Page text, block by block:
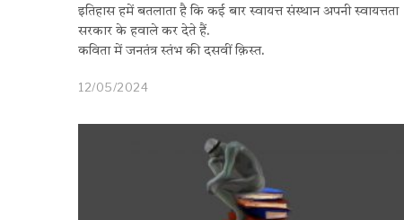
इतिहास हमें बतलाता है कि कई बार स्वायत्त संस्थान अपनी स्वायत्तता
सरकार के हवाले कर देते हैं.
कविता में जनतंत्र स्तंभ की दसवीं क़िस्त.
12/05/2024